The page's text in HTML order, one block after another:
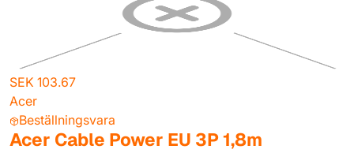
SEK 103.67
Acer
Beställningsvara
Acer Cable Power EU 3P 1,8m